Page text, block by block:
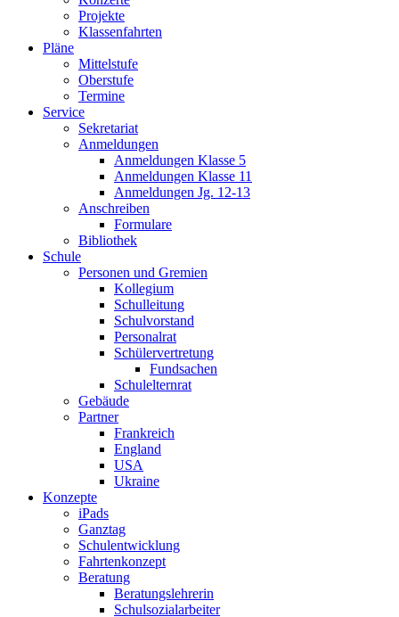
Projekte
Klassenfahrten
Pläne
Mittelstufe
Oberstufe
Termine
Service
Sekretariat
Anmeldungen
Anmeldungen Klasse 5
Anmeldungen Klasse 11
Anmeldungen Jg. 12-13
Anschreiben
Formulare
Bibliothek
Schule
Personen und Gremien
Kollegium
Schulleitung
Schulvorstand
Personalrat
Schülervertretung
Fundsachen
Schulelternrat
Gebäude
Partner
Frankreich
England
USA
Ukraine
Konzepte
iPads
Ganztag
Schulentwicklung
Fahrtenkonzept
Beratung
Beratungslehrerin
Schulsozialarbeiter